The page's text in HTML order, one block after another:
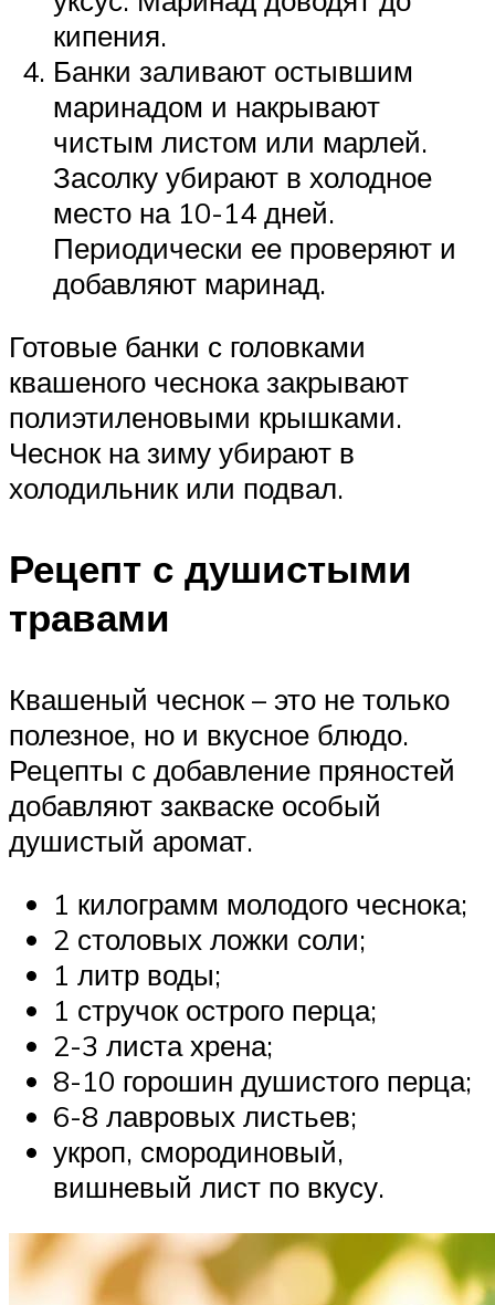
кипения.
Банки заливают остывшим
маринадом и накрывают
чистым листом или марлей.
Засолку убирают в холодное
место на 10-14 дней.
Периодически ее проверяют и
добавляют маринад.
Готовые банки с головками
квашеного чеснока закрывают
полиэтиленовыми крышками.
Чеснок на зиму убирают в
холодильник или подвал.
Рецепт с душистыми
травами
Квашеный чеснок – это не только
полезное, но и вкусное блюдо.
Рецепты с добавление пряностей
добавляют закваске особый
душистый аромат.
1 килограмм молодого чеснока;
2 столовых ложки соли;
1 литр воды;
1 стручок острого перца;
2-3 листа хрена;
8-10 горошин душистого перца;
6-8 лавровых листьев;
укроп, смородиновый,
вишневый лист по вкусу.